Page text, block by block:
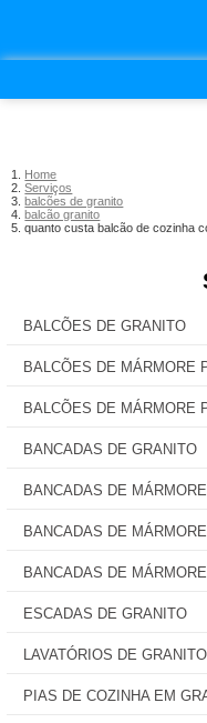
Home
Serviços
balcões de granito
balcão granito
quanto custa balcão de cozinha
BALCÕES DE GRANITO
BALCÕES DE MÁRMORE
BALCÕES DE MÁRMORE
BANCADAS DE GRANITO
BANCADAS DE MÁRMORE
BANCADAS DE
BANCADAS DE
ESCADAS DE GRANITO
LAVATÓRIOS DE GRANITO
PIAS DE COZINHA EM